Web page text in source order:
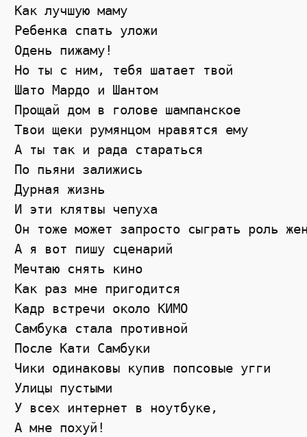
Как лучшую маму
Ребенка спать уложи
Одень пижаму!
Но ты с ним, тебя шатает твой
Шато Мардо и Шантом
Прощай дом в голове шампанское
Твои щеки румянцом нравятся ему
А ты так и рада стараться
По пьяни залижись
Дурная жизнь
И эти клятвы чепуха
Он тоже может запросто сыграть роль
А я вот пишу сценарий
Мечтаю снять кино
Как раз мне пригодится
Кадр встречи около КИМО
Самбука стала противной
После Кати Самбуки
Чики одинаковы купив попсовые угги
Улицы пустыми
У всех интернет в ноутбуке,
А мне похуй!